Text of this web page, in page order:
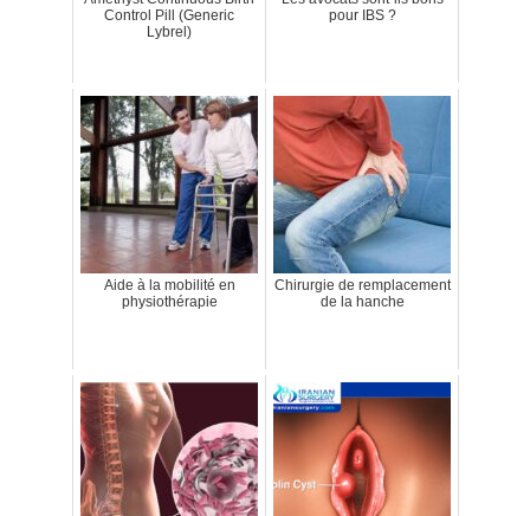
Control Pill (Generic
Lybrel)
pour IBS ?
Aide à la mobilité en
physiothérapie
Chirurgie de remplacement
de la hanche